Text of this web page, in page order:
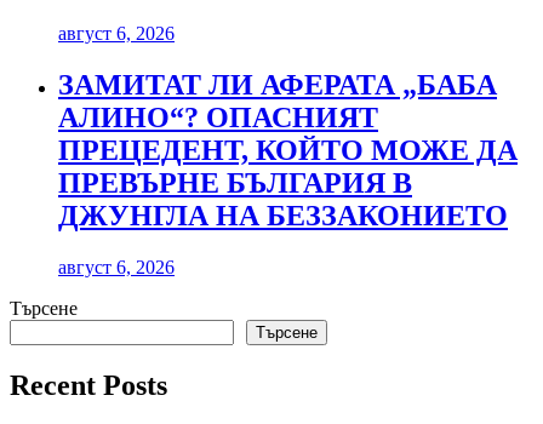
август 6, 2026
ЗАМИТАТ ЛИ АФЕРАТА „БАБА
АЛИНО“? ОПАСНИЯТ
ПРЕЦЕДЕНТ, КОЙТО МОЖЕ ДА
ПРЕВЪРНЕ БЪЛГАРИЯ В
ДЖУНГЛА НА БЕЗЗАКОНИЕТО
август 6, 2026
Търсене
Търсене
Recent Posts